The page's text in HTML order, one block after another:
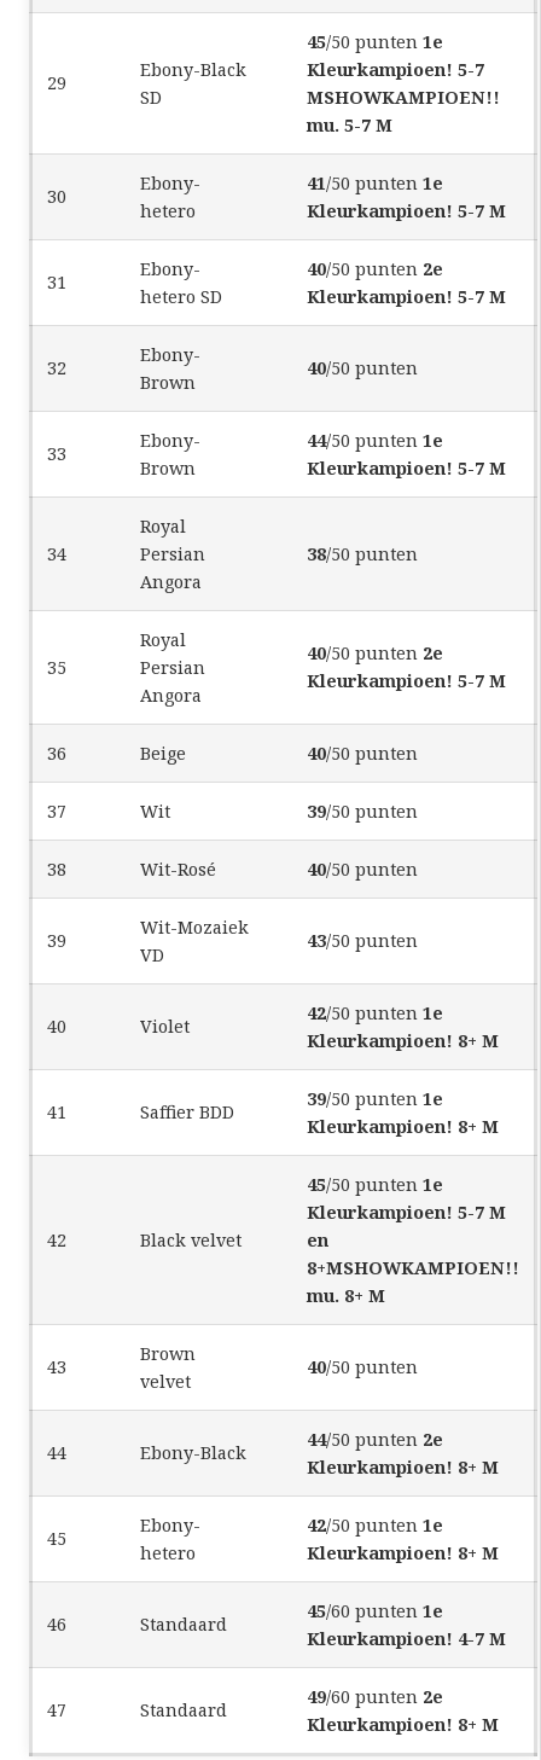
29
Ebony-Black
SD
45/50 punten 1e
Kleurkampioen! 5-7
MSHOWKAMPIOEN!!
mu. 5-7 M
30
Ebony-
hetero
41/50 punten 1e
Kleurkampioen! 5-7 M
31
Ebony-
hetero SD
40/50 punten 2e
Kleurkampioen! 5-7 M
32
Ebony-
Brown
40/50 punten
33
Ebony-
Brown
44/50 punten 1e
Kleurkampioen! 5-7 M
34
Royal
Persian
Angora
38/50 punten
35
Royal
Persian
Angora
40/50 punten 2e
Kleurkampioen! 5-7 M
36 Beige 40/50 punten
37 Wit 39/50 punten
38 Wit-Rosé 40/50 punten
39
Wit-Mozaiek
VD
43/50 punten
40 Violet
42/50 punten 1e
Kleurkampioen! 8+ M
41 Saffier BDD
39/50 punten 1e
Kleurkampioen! 8+ M
42 Black velvet
45/50 punten 1e
Kleurkampioen! 5-7 M
en
8+MSHOWKAMPIOEN!!
mu. 8+ M
43
Brown
velvet
40/50 punten
44 Ebony-Black
44/50 punten 2e
Kleurkampioen! 8+ M
45
Ebony-
hetero
42/50 punten 1e
Kleurkampioen! 8+ M
46 Standaard
45/60 punten 1e
Kleurkampioen! 4-7 M
47 Standaard
49/60 punten 2e
Kleurkampioen! 8+ M